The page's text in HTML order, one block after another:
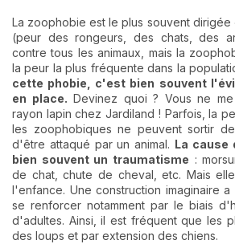
La zoophobie est le plus souvent dirigée
(peur des rongeurs, des chats, des
contre tous les animaux, mais la
la peur la plus fréquente dans la
cette phobie, c'est bien souvent
en place. Devinez quoi ? Vous ne
rayon lapin chez Jardiland ! Parfois, la
les zoophobiques ne peuvent sortir
d'être attaqué par un animal. La cause
bien souvent un traumatisme :
de chat, chute de cheval, etc. Mais
l'enfance. Une construction imaginaire
se renforcer notamment par le biais
d'adultes. Ainsi, il est fréquent que les
des loups et par extension des chiens.